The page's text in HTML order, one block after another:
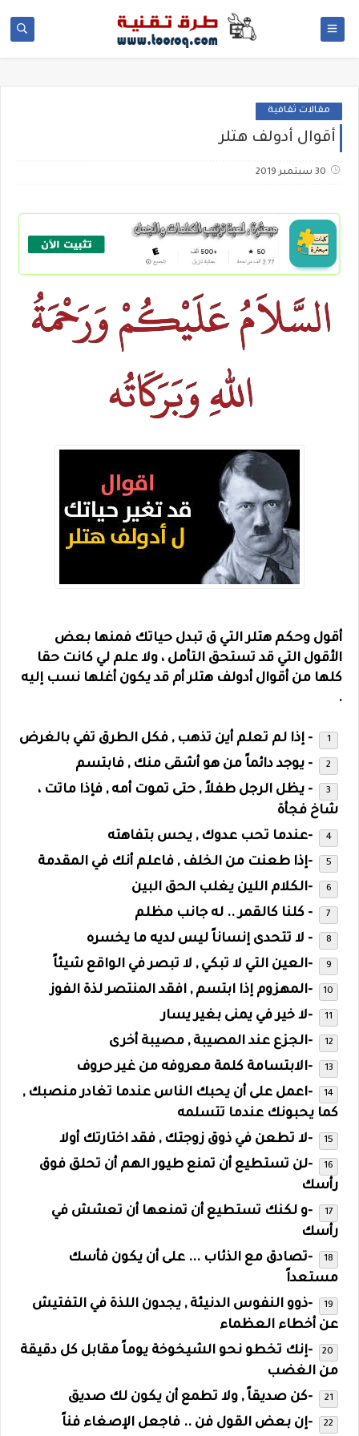
مقالات ثقافية
أقوال أدولف هتلر
30 سبتمبر 2019
أقول وحكم هتلر التي ق تبدل حياتك فمنها بعض
الأقول التي قد تستحق التأمل ، ولا علم لي كانت حقا
كلها من أقوال أدولف هتلر أم قد يكون أغلها نسب إليه
.
- إذا لم تعلم أين تذهب , فكل الطرق تفي بالغرض
- يوجد دائماً من هو أشقى منك , فابتسم
- يظل الرجل طفلاً , حتى تموت أمه , فإذا ماتت ،
شاخ فجأة
-عندما تحب عدوك , يحس بتفاهته
-إذا طعنت من الخلف , فاعلم أنك في المقدمة
-الكلام اللين يغلب الحق البين
- كلنا كالقمر .. له جانب مظلم
- لا تتحدى إنساناً ليس لديه ما يخسره
-العين التي لا تبكي , لا تبصر في الواقع شيئاً
-المهزوم إذا ابتسم , افقد المنتصر لذة الفوز
-لا خير في يمنى بغير يسار
-الجزع عند المصيبة , مصيبة أخرى
-الابتسامة كلمة معروفه من غير حروف
-اعمل على أن يحبك الناس عندما تغادر منصبك ,
كما يحبونك عندما تتسلمه
-لا تطعن في ذوق زوجتك , فقد اختارتك أولا
-لن تستطيع أن تمنع طيور الهم أن تحلق فوق
رأسك
-و لكنك تستطيع أن تمنعها أن تعشش في
رأسك
-تصادق مع الذئاب ... على أن يكون فأسك
مستعداً
-ذوو النفوس الدنيئة , يجدون اللذة في التفتيش
عن أخطاء العظماء
-إنك تخطو نحو الشيخوخة يوماً مقابل كل دقيقة
من الغضب
-كن صديقاً , ولا تطمع أن يكون لك صديق
-إن بعض القول فن .. فاجعل الإصغاء فناً